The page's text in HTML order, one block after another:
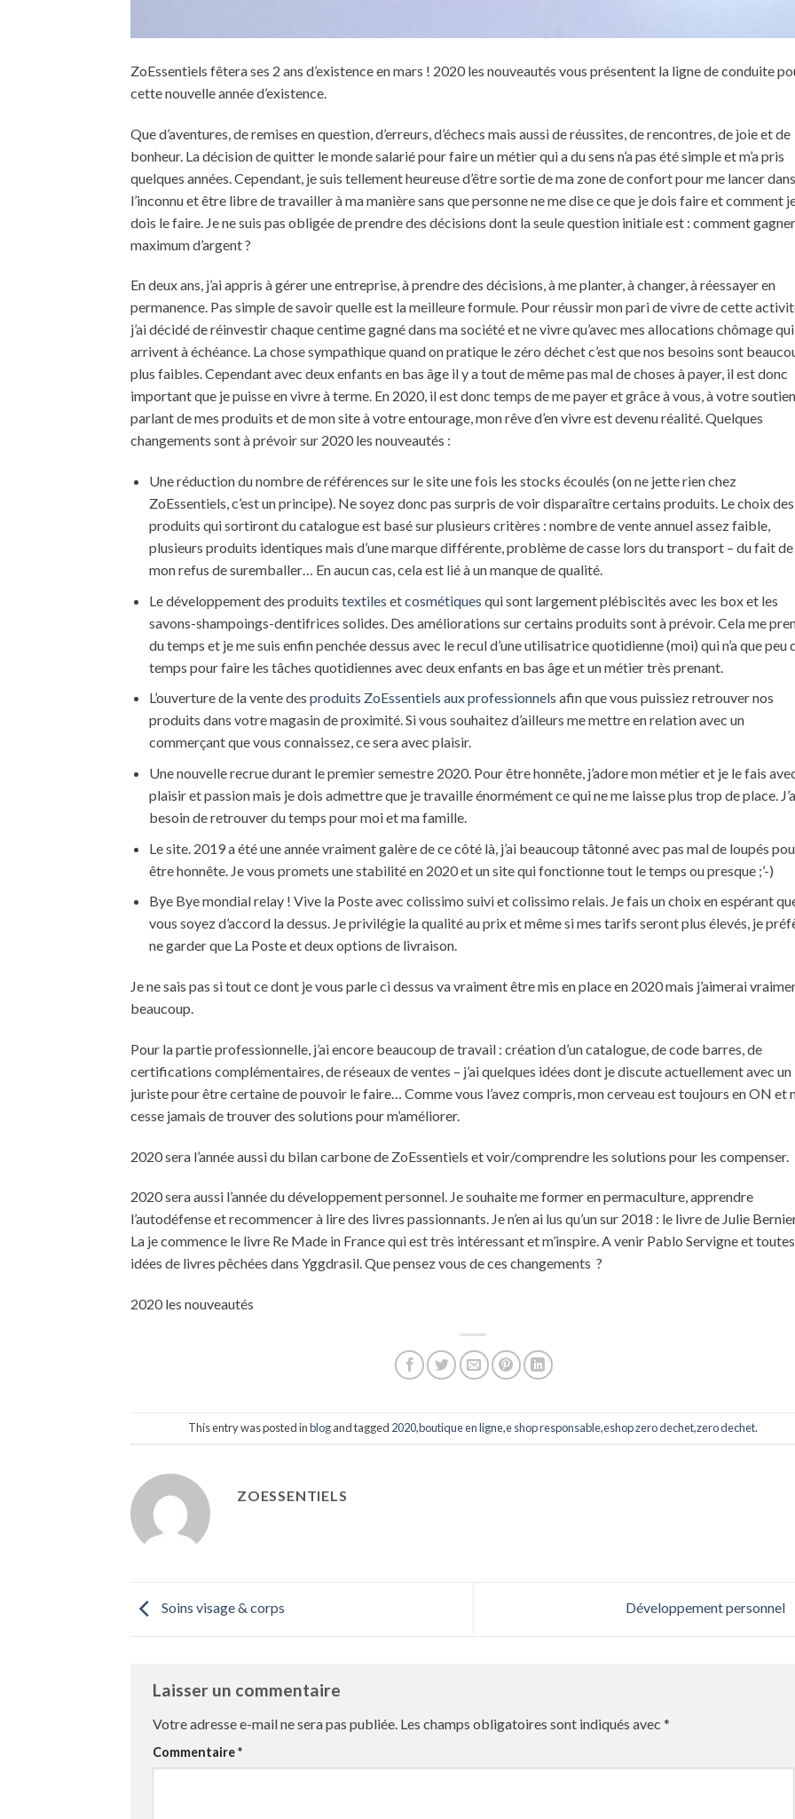
ZoEssentiels fêtera ses 2 ans d’existence en mars ! 2020 les nouveautés vous présentent la ligne de conduite
cette nouvelle année d’existence.
Que d’aventures, de remises en question, d’erreurs, d’échecs mais aussi de réussites, de rencontres, de joie et de
bonheur. La décision de quitter le monde salarié pour faire un métier qui a du sens n’a pas été simple et m’a pris
quelques années. Cependant, je suis tellement heureuse d’être sortie de ma zone de confort pour me lancer dans
l’inconnu et être libre de travailler à ma manière sans que personne ne me dise ce que je dois faire et comment
dois le faire. Je ne suis pas obligée de prendre des décisions dont la seule question initiale est : comment
maximum d’argent ?
En deux ans, j’ai appris à gérer une entreprise, à prendre des décisions, à me planter, à changer, à réessayer en
permanence. Pas simple de savoir quelle est la meilleure formule. Pour réussir mon pari de vivre de cette
j’ai décidé de réinvestir chaque centime gagné dans ma société et ne vivre qu’avec mes allocations chômage qui
arrivent à échéance. La chose sympathique quand on pratique le zéro déchet c’est que nos besoins sont
plus faibles. Cependant avec deux enfants en bas âge il y a tout de même pas mal de choses à payer, il est donc
important que je puisse en vivre à terme. En 2020, il est donc temps de me payer et grâce à vous, à votre
parlant de mes produits et de mon site à votre entourage, mon rêve d’en vivre est devenu réalité. Quelques
changements sont à prévoir sur 2020 les nouveautés :
Une réduction du nombre de références sur le site une fois les stocks écoulés (on ne jette rien chez
ZoEssentiels, c’est un principe). Ne soyez donc pas surpris de voir disparaître certains produits. Le choix des
produits qui sortiront du catalogue est basé sur plusieurs critères : nombre de vente annuel assez faible,
plusieurs produits identiques mais d’une marque différente, problème de casse lors du transport – du fait de
mon refus de suremballer… En aucun cas, cela est lié à un manque de qualité.
Le développement des produits textiles etcosmétiques qui sont largement plébiscités avec les box et les
savons-shampoings-dentifrices solides. Des améliorations sur certains produits sont à prévoir. Cela me
du temps et je me suis enfin penchée dessus avec le recul d’une utilisatrice quotidienne (moi) qui n’a que peu
temps pour faire les tâches quotidiennes avec deux enfants en bas âge et un métier très prenant.
L’ouverture de la vente des produits ZoEssentiels aux professionnels afin que vous puissiez retrouver nos
produits dans votre magasin de proximité. Si vous souhaitez d’ailleurs me mettre en relation avec un
commerçant que vous connaissez, ce sera avec plaisir.
Une nouvelle recrue durant le premier semestre 2020. Pour être honnête, j’adore mon métier et je le fais
plaisir et passion mais je dois admettre que je travaille énormément ce qui ne me laisse plus trop de place.
besoin de retrouver du temps pour moi et ma famille.
Le site. 2019 a été une année vraiment galère de ce côté là, j’ai beaucoup tâtonné avec pas mal de loupés
être honnête. Je vous promets une stabilité en 2020 et un site qui fonctionne tout le temps ou presque ;’-)
Bye Bye mondial relay ! Vive la Poste avec colissimo suivi et colissimo relais. Je fais un choix en espérant
vous soyez d’accord la dessus. Je privilégie la qualité au prix et même si mes tarifs seront plus élevés, je
ne garder que La Poste et deux options de livraison.
Je ne sais pas si tout ce dont je vous parle ci dessus va vraiment être mis en place en 2020 mais j’aimerai
beaucoup.
Pour la partie professionnelle, j’ai encore beaucoup de travail : création d’un catalogue, de code barres, de
certifications complémentaires, de réseaux de ventes – j’ai quelques idées dont je discute actuellement avec un
juriste pour être certaine de pouvoir le faire… Comme vous l’avez compris, mon cerveau est toujours en ON et
cesse jamais de trouver des solutions pour m’améliorer.
2020 sera l’année aussi du bilan carbone de ZoEssentiels et voir/comprendre les solutions pour les compenser.
2020 sera aussi l’année du développement personnel. Je souhaite me former en permaculture, apprendre
l’autodéfense et recommencer à lire des livres passionnants. Je n’en ai lus qu’un sur 2018 : le livre de Julie
La je commence le livre Re Made in France qui est très intéressant et m’inspire. A venir Pablo Servigne et
idées de livres pêchées dans Yggdrasil. Que pensez vous de ces changements ?
2020 les nouveautés
This entry was posted inblogand tagged 2020,boutique en ligne,e shop responsable,eshop zero dechet,zero dechet.
ZOESSENTIELS
Soins visage & corps Développement personnel
Laisser un commentaire
Votre adresse e-mail ne sera pas publiée. Les champs obligatoires sont indiqués avec *
Commentaire*